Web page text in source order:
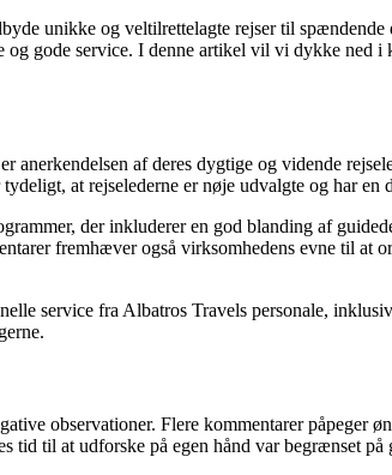
unikke og veltilrettelagte rejser til
og gode service. I denne artikel vil vi dykke
af ​​deres dygtige og vidende
at rejselederne er nøje udvalgte og har en
der inkluderer en god blanding af
fremhæver også virksomhedens evne til
service fra Albatros Travels personale,
observationer. Flere kommentarer påpeger
tid til at udforske på egen hånd var begrænset